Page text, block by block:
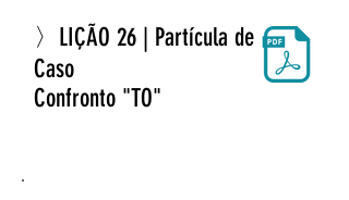
〉LIÇÃO 26 | Partícula de
Caso
Confronto "TO"